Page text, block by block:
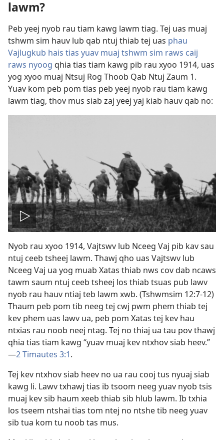
lawm?
Peb yeej nyob rau tiam kawg lawm tiag. Tej uas muaj
tshwm sim hauv lub qab ntuj thiab tej uas phau
Vajlugkub hais tias yuav muaj tshwm sim raws caij
raws nyoog qhia tias tiam kawg pib rau xyoo 1914, uas
yog xyoo muaj Ntsuj Rog Thoob Qab Ntuj Zaum 1.
Yuav kom peb pom tias peb yeej nyob rau tiam kawg
lawm tiag, thov mus siab zaj yeej yaj kiab hauv qab no:
Tso
yeeb
yaj
kiab
saib
Nyob rau xyoo 1914, Vajtswv lub Nceeg Vaj pib kav sau
ntuj ceeb tsheej lawm. Thawj qho uas Vajtswv lub
Nceeg Vaj ua yog muab Xatas thiab nws cov dab ncaws
tawm saum ntuj ceeb tsheej los thiab tsuas pub lawv
nyob rau hauv ntiaj teb lawm xwb. (Tshwmsim 12:7-12)
Thaum peb pom tib neeg tej cwj pwm phem thiab tej
kev phem uas lawv ua, peb pom Xatas tej kev hau
ntxias rau noob neej ntag. Tej no thiaj ua tau pov thawj
qhia tias tiam kawg “yuav muaj kev ntxhov siab heev.”​
—2 Timautes 3:1.
Tej kev ntxhov siab heev no ua rau cooj tus nyuaj siab
kawg li. Lawv txhawj tias ib tsoom neeg yuav nyob tsis
muaj kev sib haum xeeb thiab sib hlub lawm. Ib txhia
los tseem ntshai tias tom ntej no ntshe tib neeg yuav
sib tua kom tu noob tas mus.